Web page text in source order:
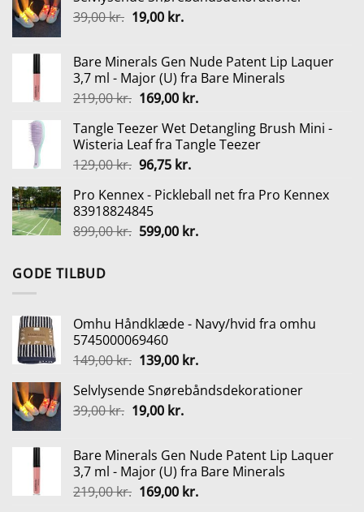
var:
39,00kr. Den
var:
39,00 kr..
19,00 kr.Den
er:
19,00 kr..
Bare Minerals Gen Nude Patent Lip Laquer
3,7 ml - Major (U) fra Bare Minerals
219,00kr. Den
pris
var:
219,00 kr..
169,00 kr.Den
pris
er:
Tangle Teezer Wet Detangling Brush Mini -
Wisteria Leaf fra Tangle Teezer
129,00kr. Den
pris
var:
129,00 kr..
96,75 kr.Den
pris
96,75 kr..
Pro Kennex - Pickleball net fra Pro Kennex
83918824845
899,00kr. Den
599,00 kr.Den
GODE TILBUD
Omhu Håndklæde - Navy/hvid fra omhu
5745000069460
149,00kr. Den
pris
var:
139,00 kr.Den
pris
Selvlysende Snørebåndsdekorationer
39,00kr. Den
var:
39,00 kr..
19,00 kr.Den
er:
19,00 kr..
Bare Minerals Gen Nude Patent Lip Laquer
3,7 ml - Major (U) fra Bare Minerals
219,00kr. Den
169,00 kr.Den